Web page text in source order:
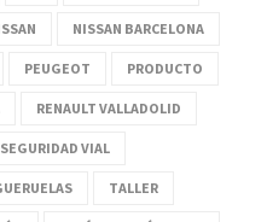
NISSAN BARCELONA
PEUGEOT PRODUCTO
RENAULT VALLADOLID
SEGURIDAD VIAL
TALLER